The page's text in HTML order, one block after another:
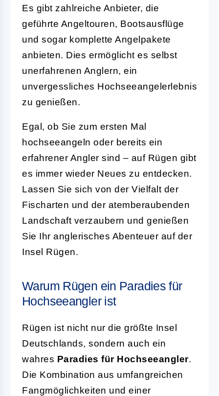
Es gibt zahlreiche Anbieter, die
geführte Angeltouren, Bootsausflüge
und sogar komplette Angelpakete
anbieten. Dies ermöglicht es selbst
unerfahrenen Anglern, ein
unvergessliches Hochseeangelerlebnis
zu genießen.
Egal, ob Sie zum ersten Mal
hochseeangeln oder bereits ein
erfahrener Angler sind – auf Rügen gibt
es immer wieder Neues zu entdecken.
Lassen Sie sich von der Vielfalt der
Fischarten und der atemberaubenden
Landschaft verzaubern und genießen
Sie Ihr anglerisches Abenteuer auf der
Insel Rügen.
Warum Rügen ein Paradies für
Hochseeangler ist
Rügen ist nicht nur die größte Insel
Deutschlands, sondern auch ein
wahres Paradies für Hochseeangler.
Die Kombination aus umfangreichen
Fangmöglichkeiten und einer